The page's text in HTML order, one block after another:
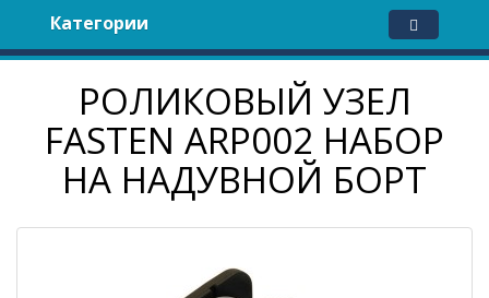
Категории
РОЛИКОВЫЙ УЗЕЛ
FASTEN ARP002 НАБОР
НА НАДУВНОЙ БОРТ